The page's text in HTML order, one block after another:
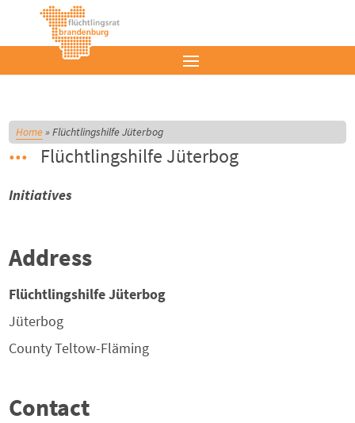
Home»Flüchtlingshilfe Jüterbog
Flüchtlingshilfe Jüterbog
Initiatives
Address
Flüchtlingshilfe Jüterbog
Jüterbog
CountyTeltow-Fläming
Contact